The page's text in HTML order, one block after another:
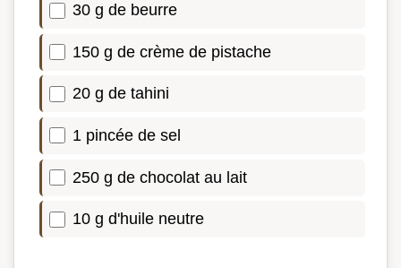
30 g de beurre
150 g de crème de pistache
20 g de tahini
1 pincée de sel
250 g de chocolat au lait
10 g d'huile neutre